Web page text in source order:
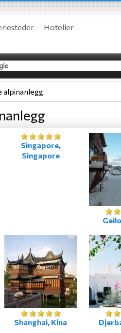
Hoteller
Singapore,
Singapore
Shanghai, Kina